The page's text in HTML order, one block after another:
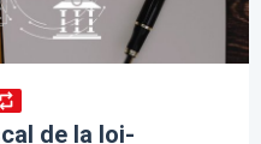
de la loi-